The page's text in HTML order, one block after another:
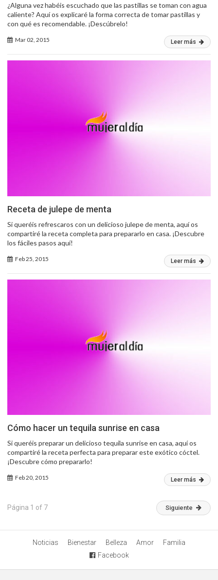
¿Alguna vez habéis escuchado que las pastillas se toman con agua
caliente? Aquí os explicaré la forma correcta de tomar pastillas y
con qué es recomendable. ¡Descúbrelo!
Mar 02, 2015 Leer más
Receta de julepe de menta
Si queréis refrescaros con un delicioso julepe de menta, aquí os
compartiré la receta completa para prepararlo en casa. ¡Descubre
los fáciles pasos aquí!
Feb 25, 2015 Leer más
Cómo hacer un tequila sunrise en casa
Si queréis preparar un delicioso tequila sunrise en casa, aquí os
compartiré la receta perfecta para preparar este exótico cóctel.
¡Descubre cómo prepararlo!
Feb 20, 2015 Leer más
Página 1 of 7 Siguiente
Noticias Bienestar Belleza Amor
Familia
Facebook